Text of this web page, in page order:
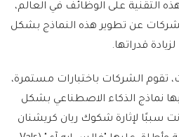
التقنية على الوظائف في العالم،
عن تطوير هذه النماذج بشكل
قدراتها.
تقوم الشركات باختبارات مستمرة،
نماذج الذكاء الاصطناعي بشكل
سببًا لإثارة شكوك ريان كريشنان